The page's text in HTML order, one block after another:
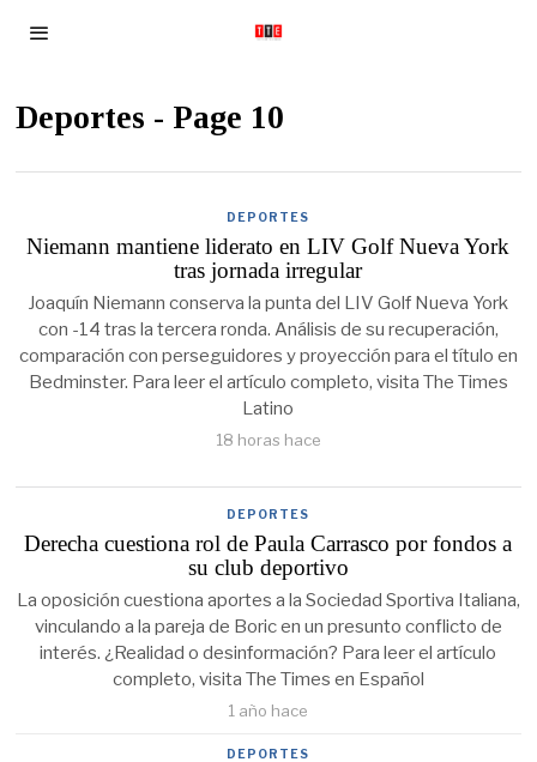
Deportes - Page 10
DEPORTES
Niemann mantiene liderato en LIV Golf Nueva York
tras jornada irregular
Joaquín Niemann conserva la punta del LIV Golf Nueva York
con -14 tras la tercera ronda. Análisis de su recuperación,
comparación con perseguidores y proyección para el título en
Bedminster. Para leer el artículo completo, visita The Times
Latino
18 horas hace
DEPORTES
Derecha cuestiona rol de Paula Carrasco por fondos a
su club deportivo
La oposición cuestiona aportes a la Sociedad Sportiva Italiana,
vinculando a la pareja de Boric en un presunto conflicto de
interés. ¿Realidad o desinformación? Para leer el artículo
completo, visita The Times en Español
1 año hace
DEPORTES